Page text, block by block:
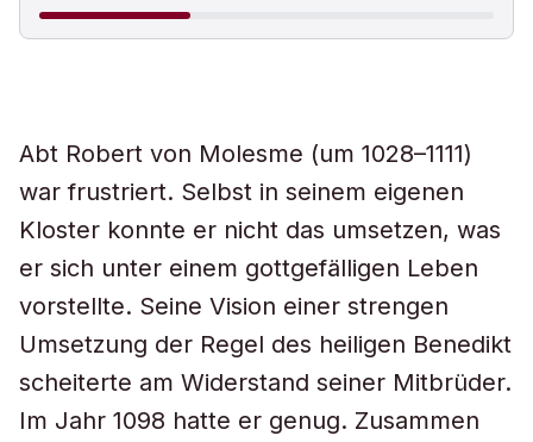
Abt Robert von Molesme (um 1028–1111)
war frustriert. Selbst in seinem eigenen
Kloster konnte er nicht das umsetzen, was
er sich unter einem gottgefälligen Leben
vorstellte. Seine Vision einer strengen
Umsetzung der Regel des heiligen Benedikt
scheiterte am Widerstand seiner Mitbrüder.
Im Jahr 1098 hatte er genug. Zusammen